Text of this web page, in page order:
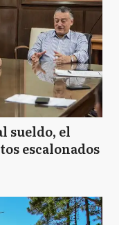
sueldo, el
escalonados